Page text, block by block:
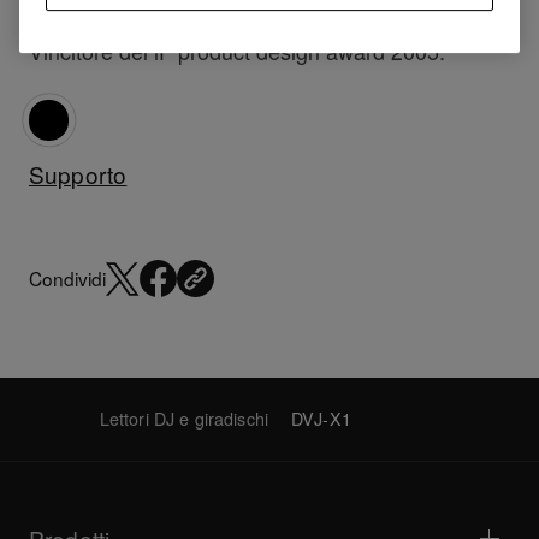
Vincitore del iF product design award 2005.
Supporto
Condividi
Lettori DJ e giradischi DVJ-X1